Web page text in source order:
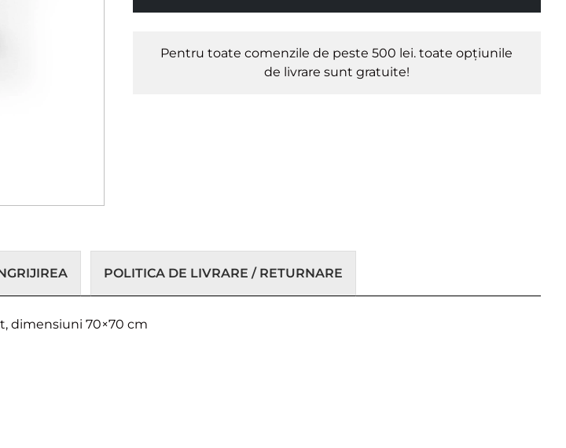
Pentru toate comenzile de peste 500 lei. toate opțiunile
de livrare sunt gratuite!
POLITICA DE LIVRARE / RETURNARE
dimensiuni 70×70 cm